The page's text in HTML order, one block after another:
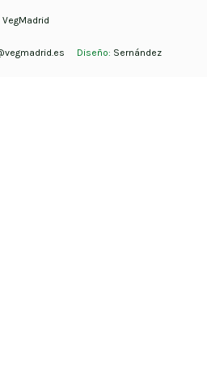
VegMadrid
Diseño: Sernández